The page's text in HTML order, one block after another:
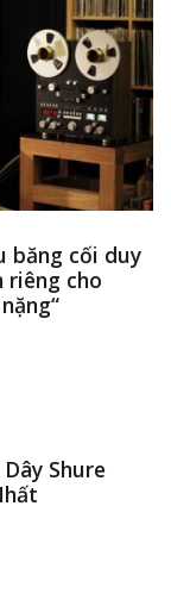
băng cối duy
riêng cho
Shure